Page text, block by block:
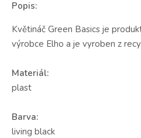
Popis:
Květináč Green Basics je
výrobce Elho a je vyroben z
Materiál:
plast
Barva:
living black